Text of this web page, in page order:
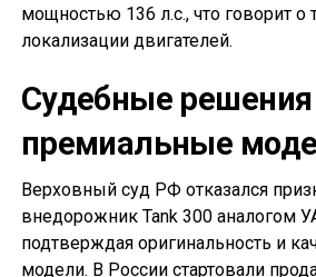
мощностью 136 л.с., что говорит о
локализации двигателей.
Судебные
премиальные
Верховный суд РФ отказался
внедорожник Tank 300 аналогом
подтверждая оригинальность и
модели. В России стартовали